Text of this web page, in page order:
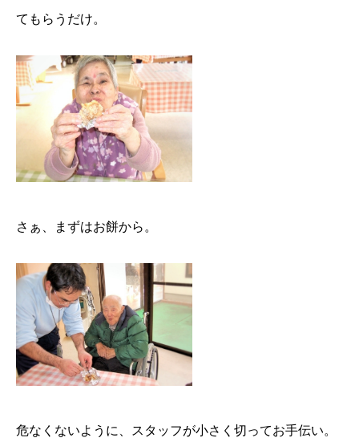
てもらうだけ。
さぁ、まずはお餅から。
危なくないように、スタッフが小さく切ってお手伝い。